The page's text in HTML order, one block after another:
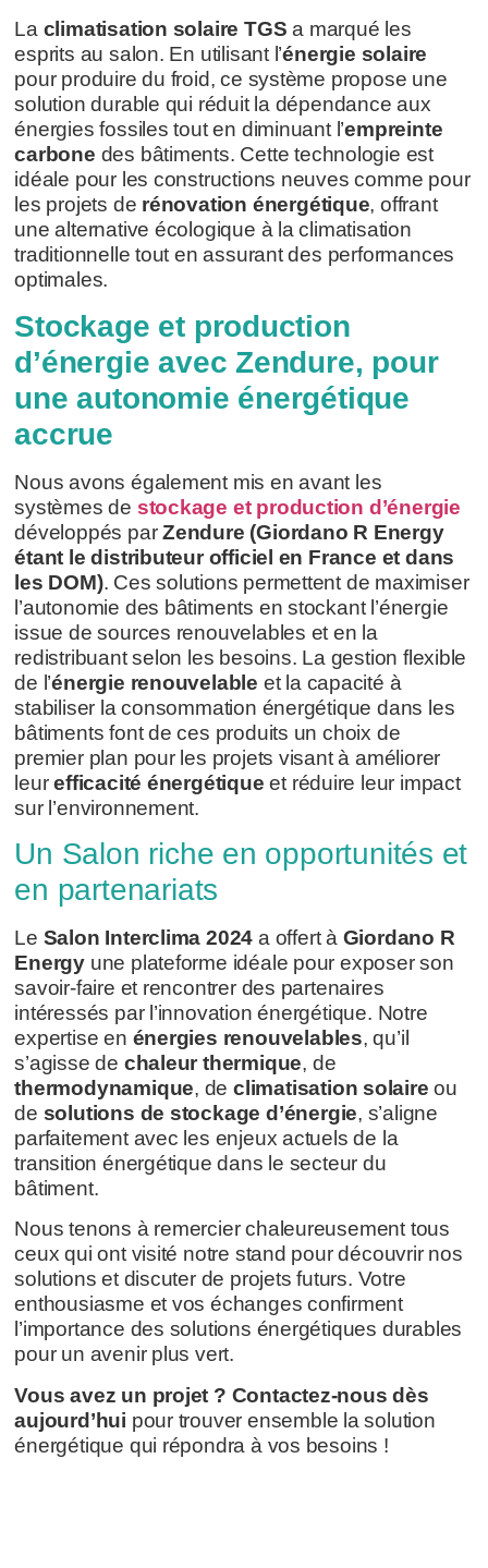
La climatisation solaire TGS a marqué les
esprits au salon. En utilisant l’énergie solaire
pour produire du froid, ce système propose une
solution durable qui réduit la dépendance aux
énergies fossiles tout en diminuant l’empreinte
carbone des bâtiments. Cette technologie est
idéale pour les constructions neuves comme pour
les projets de rénovation énergétique, offrant
une alternative écologique à la climatisation
traditionnelle tout en assurant des performances
optimales.
Stockage et production
d’énergie avec Zendure, pour
une autonomie énergétique
accrue
Nous avons également mis en avant les
systèmes de stockage et production d’énergie
développés parZendure (Giordano R Energy
étant le distributeur officiel en France et dans
les DOM). Ces solutions permettent de maximiser
l’autonomie des bâtiments en stockant l’énergie
issue de sources renouvelables et en la
redistribuant selon les besoins. La gestion flexible
de l’énergie renouvelable et la capacité à
stabiliser la consommation énergétique dans les
bâtiments font de ces produits un choix de
premier plan pour les projets visant à améliorer
leurefficacité énergétique et réduire leur impact
sur l’environnement.
Un Salon riche en opportunités et
en partenariats
Le Salon Interclima 2024 a offert à Giordano R
Energyune plateforme idéale pour exposer son
savoir-faire et rencontrer des partenaires
intéressés par l’innovation énergétique. Notre
expertise en énergies renouvelables, qu’il
s’agisse de chaleur thermique, de
thermodynamique, declimatisation solaire ou
de solutions de stockage d’énergie, s’aligne
parfaitement avec les enjeux actuels de la
transition énergétique dans le secteur du
bâtiment.
Nous tenons à remercier chaleureusement tous
ceux qui ont visité notre stand pour découvrir nos
solutions et discuter de projets futurs. Votre
enthousiasme et vos échanges confirment
l’importance des solutions énergétiques durables
pour un avenir plus vert.
Vous avez un projet ? Contactez-nous dès
aujourd’hui pour trouver ensemble la solution
énergétique qui répondra à vos besoins !